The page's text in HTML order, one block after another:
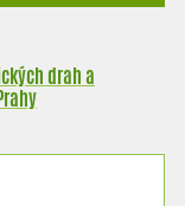
drah a